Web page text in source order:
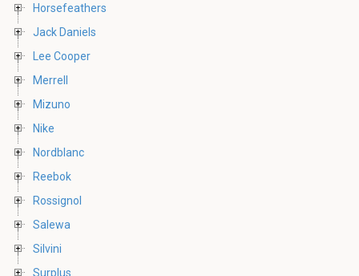
Horsefeathers
Jack Daniels
Lee Cooper
Merrell
Mizuno
Nike
Nordblanc
Reebok
Rossignol
Salewa
Silvini
Surplus